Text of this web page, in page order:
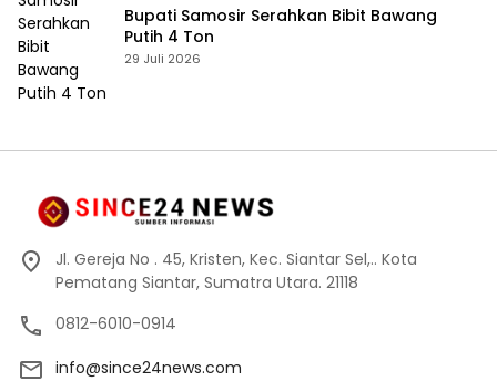
Bupati Samosir Serahkan Bibit Bawang
Putih 4 Ton
29 Juli 2026
Jl. Gereja No . 45, Kristen, Kec. Siantar Sel,.. Kota
Pematang Siantar, Sumatra Utara. 21118
0812-6010-0914
info@since24news.com